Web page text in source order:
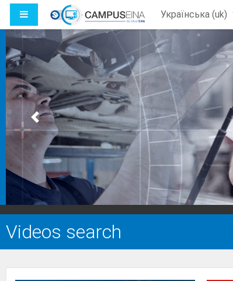
Перейти до головного вмісту
БОКОВА ПАНЕЛЬ Українська ‎(uk)‎
Previous
Videos search